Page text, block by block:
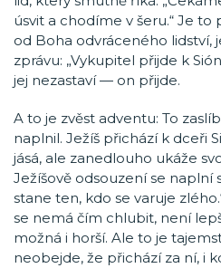
úsvit a chodíme v šeru.“ Je to
od Boha odvráceného lidství,
zprávu: „Vykupitel přijde k
jej nezastaví — on přijde.
A to je zvěst adventu: To
naplnil. Ježíš přichází k dceři
jásá, ale zanedlouho ukáže
Ježíšově odsouzení se naplní
stane ten, kdo se varuje
se nemá čím chlubit, není
možná i horší. Ale to je
neobejde, že přichází za ní, i